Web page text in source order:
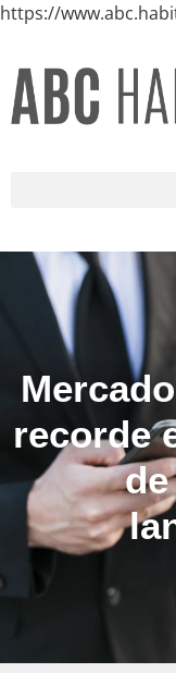
https://
recorde